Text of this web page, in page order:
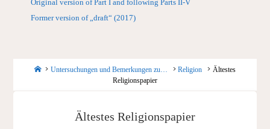
Original version of Part I and following Parts II-V
Former version of „draft“ (2017)
Startseite
Untersuchungen und Bemerkungen zu… Religion
Ältestes
Religionspapier
Ältestes Religionspapier